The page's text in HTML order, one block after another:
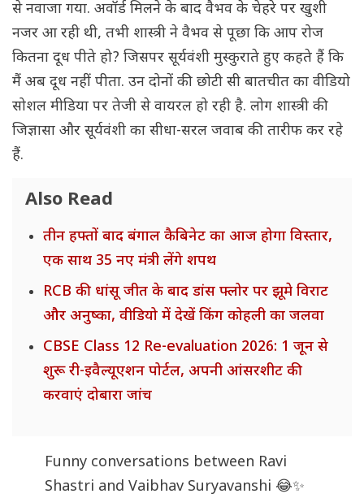
से नवाजा गया. अवॉर्ड मिलने के बाद वैभव के चेहरे पर खुशी
नजर आ रही थी, तभी शास्त्री ने वैभव से पूछा कि आप रोज
कितना दूध पीते हो? जिसपर सूर्यवंशी मुस्कुराते हुए कहते हैं कि
मैं अब दूध नहीं पीता. उन दोनों की छोटी सी बातचीत का वीडियो
सोशल मीडिया पर तेजी से वायरल हो रही है. लोग शास्त्री की
जिज्ञासा और सूर्यवंशी का सीधा-सरल जवाब की तारीफ कर रहे
हैं.
Also Read
तीन हफ्तों बाद बंगाल कैबिनेट का आज होगा विस्तार,
एक साथ 35 नए मंत्री लेंगे शपथ
RCB की धांसू जीत के बाद डांस फ्लोर पर झूमे विराट
और अनुष्का, वीडियो में देखें किंग कोहली का जलवा
CBSE Class 12 Re-evaluation 2026: 1 जून से
शुरू री-इवैल्यूएशन पोर्टल, अपनी आंसरशीट की
करवाएं दोबारा जांच
Funny conversations between Ravi
Shastri and Vaibhav Suryavanshi 😂✨